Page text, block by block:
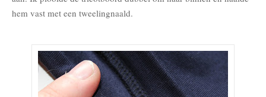
hem vast met een tweelingnaald.